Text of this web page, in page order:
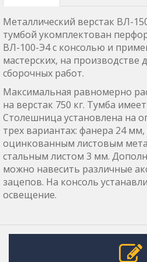
Металлический верстак ВЛ-
тумбой укомплектован
ВЛ-100-Э4 с консолью и
мастерских, на производстве
сборочных работ.
Максимальная равномерно
на верстак 750 кг. Тумба
Столешница установлена на
трех вариантах: фанера 24
оцинкованным листовым
стальным листом 3 мм.
можно навесить различные
зацепов. На консоль
освещение.